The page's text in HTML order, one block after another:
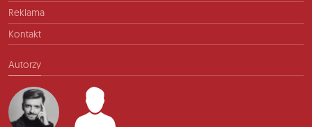
Reklama
Kontakt
Autorzy